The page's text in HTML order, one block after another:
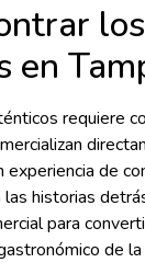
en
requiere
experiencia de
historias
para
de la